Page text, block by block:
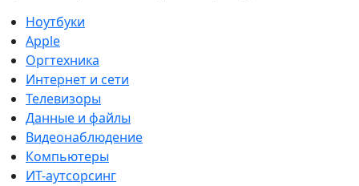
Ноутбуки
Apple
Оргтехника
Интернет и сети
Телевизоры
Данные и файлы
Видеонаблюдение
Компьютеры
ИТ-аутсорсинг